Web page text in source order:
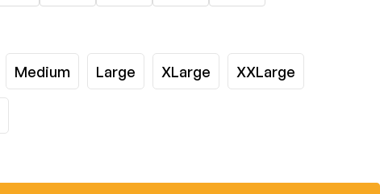
Medium Large XLarge XXLarge